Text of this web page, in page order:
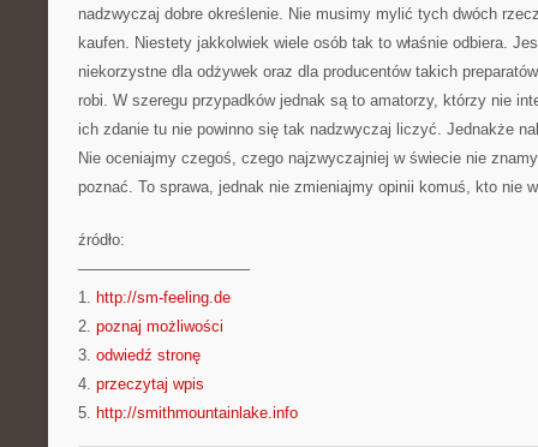
nadzwyczaj dobre określenie. Nie musimy mylić tych dwóch
kaufen. Niestety jakkolwiek wiele osób tak to właśnie odbiera.
niekorzystne dla odżywek oraz dla producentów takich
robi. W szeregu przypadków jednak są to amatorzy, którzy nie
ich zdanie tu nie powinno się tak nadzwyczaj liczyć. Jednakże
Nie oceniajmy czegoś, czego najzwyczajniej w świecie nie
poznać. To sprawa, jednak nie zmieniajmy opinii komuś, kto nie
źródło:
———————————
1. http://sm-feeling.de
2. poznaj możliwości
3. odwiedź stronę
4. przeczytaj wpis
5. http://smithmountainlake.info